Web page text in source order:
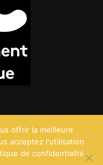
offrir la meilleure
acceptez l'utilisation
de confidentialité